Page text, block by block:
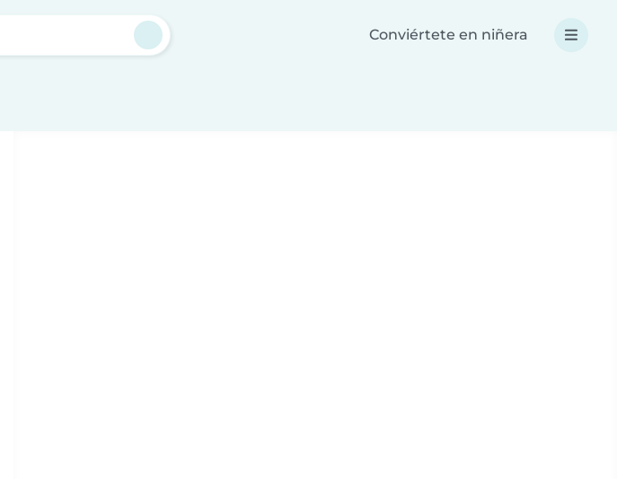
Conviértete en niñera